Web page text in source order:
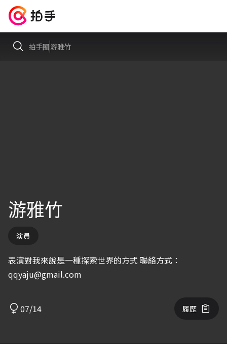
拍手圈游雅竹
游雅竹
演員
表演對我來說是一種探索世界的方式 聯絡方式：
qqyaju@gmail.com
07/14 履歷